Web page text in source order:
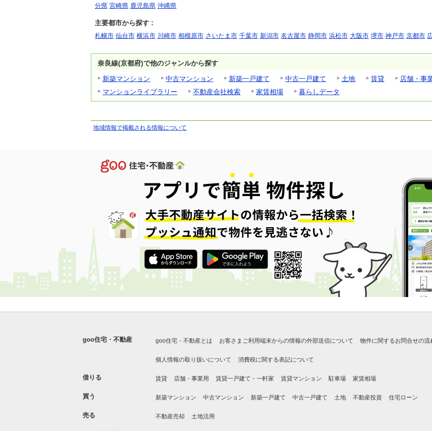
分県 宮崎県 鹿児島県 沖縄県
主要都市から探す :
札幌市 仙台市 横浜市 川崎市 相模原市 さいたま市 千葉市 新潟市 名古屋市 静岡市 浜松市 大阪市 堺市 神戸市 京都市
奈良線(京都府)で他のジャンルから探す
新築マンション
中古マンション 新築一戸建て 中古一戸建て 土地 賃貸 店舗・事
マンションライブラリー
不動産会社検索 家賃相場 暮らしデータ
地域情報で掲載される情報について
goo住宅・不動産 goo住宅・不動産とは お客さまご利用端末からの情報の外部送信について 物件に関するお問合せの流
個人情報の取り扱いについて 消費税に関する表記について
借りる 賃貸 店舗・事業用 賃貸一戸建て・一軒家 賃貸マンション 駐車場 家賃相場
買う 新築マンション 中古マンション 新築一戸建て 中古一戸建て 土地 不動産投資 住宅ローン
売る 不動産売却 土地活用